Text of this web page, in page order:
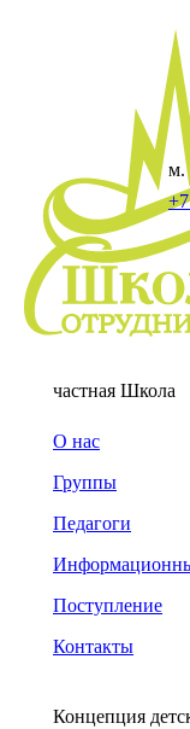
м.
частная Школа
О нас
Группы
Педагоги
Поступление
Контакты
Концепция